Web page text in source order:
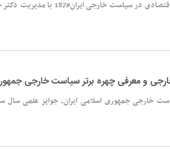
پنل تخصصی #171چشم‌انداز دیپلماسی اقتصادی
و معرفی چهره برتر سیاست خارجی
خارجی جمهوری اسلامی ایران، جوایز علمی